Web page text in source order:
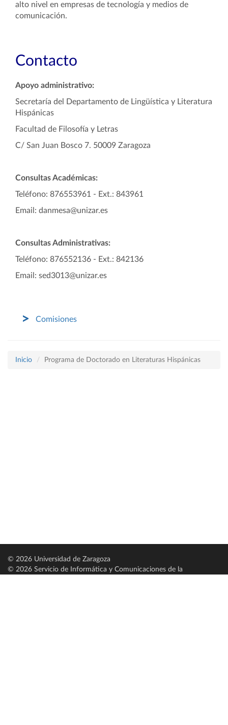
alto nivel en empresas de tecnología y medios de
comunicación.
Contacto
Apoyo administrativo:
Secretaría del Departamento de Lingüística y Literatura
Hispánicas
Facultad de Filosofía y Letras
C/ San Juan Bosco 7. 50009 Zaragoza
Consultas Académicas:
Teléfono: 876553961 - Ext.: 843961
Email: danmesa@unizar.es
Consultas Administrativas:
Teléfono: 876552136 - Ext.: 842136
Email: sed3013@unizar.es
Comisiones
Inicio Programa de Doctorado en Literaturas Hispánicas
© 2026 Universidad de Zaragoza
© 2026 Servicio de Informática y Comunicaciones de la